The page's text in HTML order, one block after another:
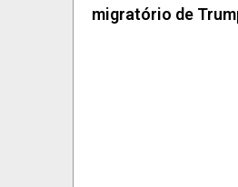
migratório de